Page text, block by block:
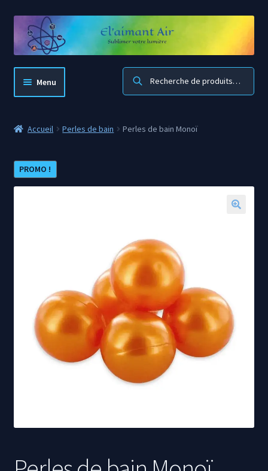
la
navigation
contenu
Recherche
Menu
Mon compte
Propriétés des minéraux
Accueil Perles de bain Perles de bain Monoï
PROMO !